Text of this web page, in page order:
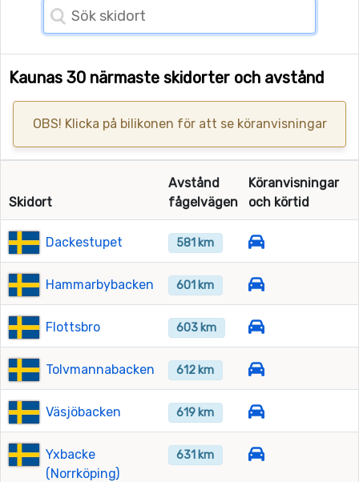
Kaunas 30 närmaste skidorter och avstånd
OBS! Klicka på bilikonen för att se köranvisningar
Skidort
Avstånd
fågelvägen
Köranvisningar
och körtid
Dackestupet 581 km
Hammarbybacken 601 km
Flottsbro 603 km
Tolvmannabacken 612 km
Väsjöbacken 619 km
Yxbacke
(Norrköping)
631 km